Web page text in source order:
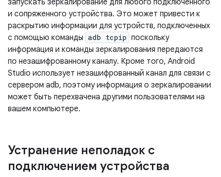
запускать зеркалирование для любого подключенного
и сопряженного устройства. Это может привести к
раскрытию информации для устройств, подключенных
с помощью команды adb tcpip поскольку
информация и команды зеркалирования передаются
по незашифрованному каналу. Кроме того, Android
Studio использует незашифрованный канал для связи с
сервером adb, поэтому информация о зеркалировании
может быть перехвачена другими пользователями на
вашем компьютере.
Устранение неполадок с
подключением устройства